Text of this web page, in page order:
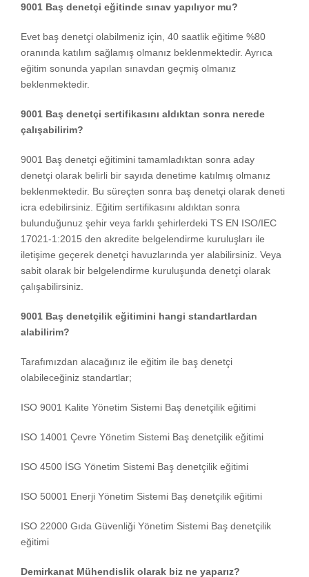
9001 Baş denetçi eğitinde sınav yapılıyor mu?
Evet baş denetçi olabilmeniz için, 40 saatlik eğitime %80
oranında katılım sağlamış olmanız beklenmektedir. Ayrıca
eğitim sonunda yapılan sınavdan geçmiş olmanız
beklenmektedir.
9001 Baş denetçi sertifikasını aldıktan sonra nerede
çalışabilirim?
9001 Baş denetçi eğitimini tamamladıktan sonra aday
denetçi olarak belirli bir sayıda denetime katılmış olmanız
beklenmektedir. Bu süreçten sonra baş denetçi olarak deneti
icra edebilirsiniz. Eğitim sertifikasını aldıktan sonra
bulunduğunuz şehir veya farklı şehirlerdeki TS EN ISO/IEC
17021-1:2015 den akredite belgelendirme kuruluşları ile
iletişime geçerek denetçi havuzlarında yer alabilirsiniz. Veya
sabit olarak bir belgelendirme kuruluşunda denetçi olarak
çalışabilirsiniz.
9001 Baş denetçilik eğitimini hangi standartlardan
alabilirim?
Tarafımızdan alacağınız ile eğitim ile baş denetçi
olabileceğiniz standartlar;
ISO 9001 Kalite Yönetim Sistemi Baş denetçilik eğitimi
ISO 14001 Çevre Yönetim Sistemi Baş denetçilik eğitimi
ISO 4500 İSG Yönetim Sistemi Baş denetçilik eğitimi
ISO 50001 Enerji Yönetim Sistemi Baş denetçilik eğitimi
ISO 22000 Gıda Güvenliği Yönetim Sistemi Baş denetçilik
eğitimi
Demirkanat Mühendislik olarak biz ne yaparız?